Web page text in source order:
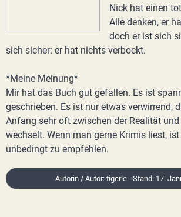
Nick hat einen
Alle denken, er
doch er ist sich
sich sicher: er hat nichts verbockt.
*Meine Meinung*
Mir hat das Buch gut gefallen. Es ist
geschrieben. Es ist nur etwas verwirrend,
Anfang sehr oft zwischen der Realität
wechselt. Wenn man gerne Krimis liest,
unbedingt zu empfehlen.
Autorin / Autor: tigerle - Stand: 17.